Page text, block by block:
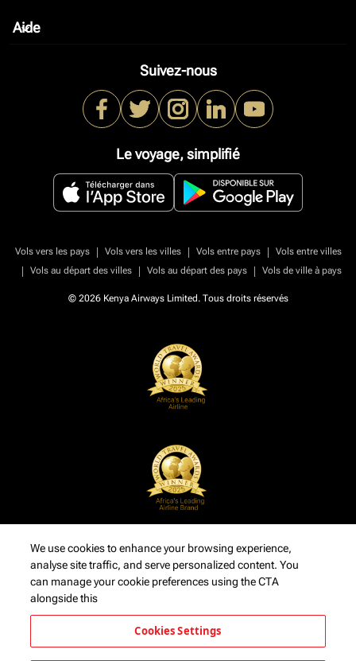
Aide
keyboard_arrow_down
Suivez-nous
Le voyage, simplifié
Vols vers les pays | Vols vers les villes | Vols entre pays |
Vols entre villes
|
Vols au départ des villes | Vols au départ des pays | Vols de ville à pays
© 2026 Kenya Airways Limited. Tous droits réservés
We use cookies to enhance your browsing experience,
analyse site traffic, and serve personalized content. You
can manage your cookie preferences using the CTA
alongside this
Cookies Settings